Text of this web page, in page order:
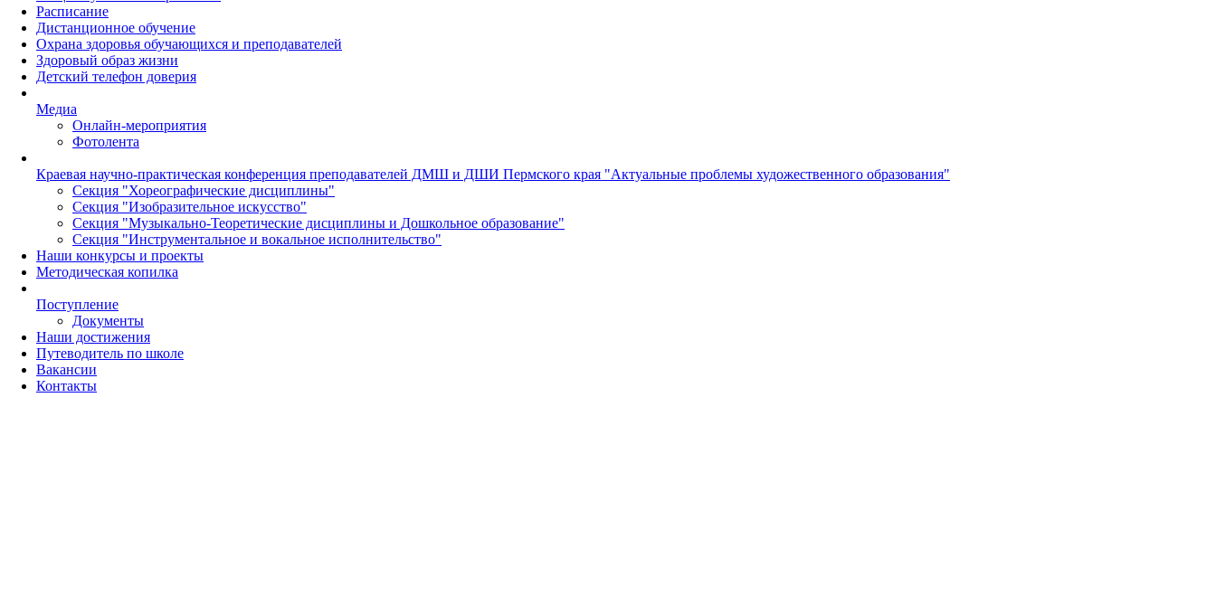
Расписание
Дистанционное обучение
Охрана здоровья обучающихся и преподавателей
Здоровый образ жизни
Детский телефон доверия
Медиа
Онлайн-мероприятия
Фотолента
Краевая научно-практическая конференция преподавателей ДМШ и ДШИ Пермского края "Актуальные проблемы художественного образования"
Секция "Хореографические дисциплины"
Секция "Изобразительное искусство"
Секция "Музыкально-Теоретические дисциплины и Дошкольное образование"
Секция "Инструментальное и вокальное исполнительство"
Наши конкурсы и проекты
Методическая копилка
Поступление
Документы
Наши достижения
Путеводитель по школе
Вакансии
Контакты